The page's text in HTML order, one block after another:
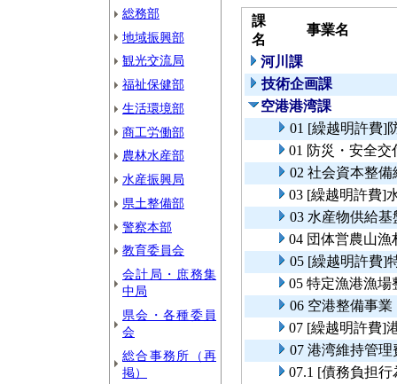
総務部
地域振興部
観光交流局
福祉保健部
生活環境部
商工労働部
農林水産部
水産振興局
県土整備部
警察本部
教育委員会
会計局・庶務集
中局
県会・各種委員
会
総合事務所（再
掲）
課
名
事業名
河川課
技術企画課
空港港湾課
01 [繰越明許費]
01 防災・安全交
02 社会資本整
03 [繰越明許費]
03 水産物供給
04 団体営農山
05 [繰越明許費]
05 特定漁港漁場
06 空港整備事業
07 [繰越明許費]
07 港湾維持管理
07.1 [債務負担